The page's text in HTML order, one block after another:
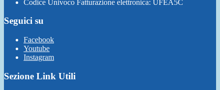
Codice Univoco Fatturazione elettronica: UFEA5C
Seguici su
Facebook
Youtube
Instagram
Sezione Link Utili